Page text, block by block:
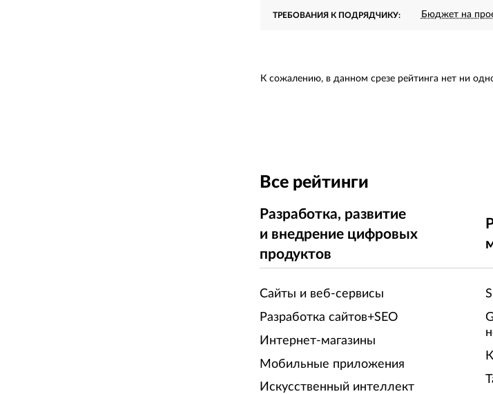
ТРЕБОВАНИЯ К ПОДРЯДЧИКУ: Бюджет на
К сожалению, в данном срезе рейтинга нет ни
Все рейтинги
Разработка, развитие
и внедрение цифровых
продуктов
Сайты и веб-сервисы
Разработка сайтов+SEO
Интернет-магазины
Мобильные приложения
Искусственный интеллект